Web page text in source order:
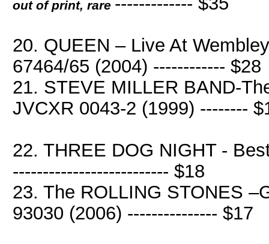
out of print, rare
20. QUEEN – Live At
67464/65 (2004) ------------ $28
21. STEVE MILLER BAND-
JVCXR 0043-2 (1999) --------
22. THREE DOG NIGHT -
-------------------------- $18
23. The ROLLING STONES
93030 (2006) --------------- $17